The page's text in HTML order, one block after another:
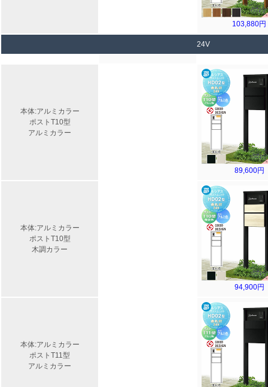
103,880円
24V
本体:アルミカラー
ポストT10型
アルミカラー
89,600円
本体:アルミカラー
ポストT10型
木調カラー
94,900円
本体:アルミカラー
ポストT11型
アルミカラー